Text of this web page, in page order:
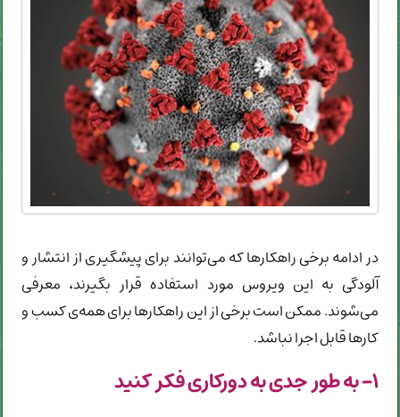
در ادامه برخی راهکارها که می‌توانند برای پیشگیری از انتشار و
آلودگی به این ویروس مورد استفاده قرار بگیرند، معرفی
می‌شوند. ممکن است برخی از این راهکارها برای همه‌ی کسب و
کارها قابل اجرا نباشد.
۱- به طور جدی به دورکاری فکر کنید